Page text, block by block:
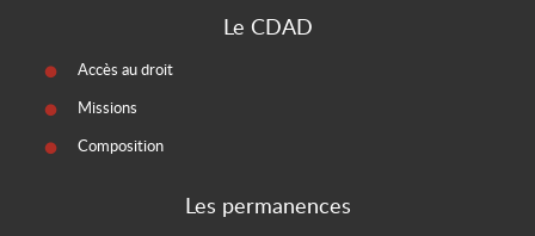
Le CDAD
Accès au droit
Missions
Composition
Les permanences